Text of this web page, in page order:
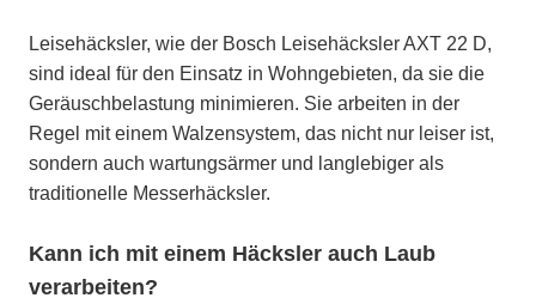
Leisehäcksler, wie der Bosch Leisehäcksler AXT 22 D,
sind ideal für den Einsatz in Wohngebieten, da sie die
Geräuschbelastung minimieren. Sie arbeiten in der
Regel mit einem Walzensystem, das nicht nur leiser ist,
sondern auch wartungsärmer und langlebiger als
traditionelle Messerhäcksler.
Kann ich mit einem Häcksler auch Laub
verarbeiten?